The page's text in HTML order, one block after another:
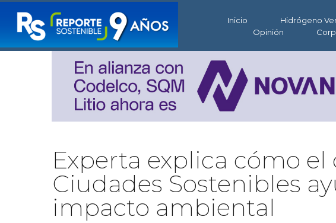
Inicio Hidrógeno
Opinión
Experta explica cómo el
Ciudades Sostenibles
impacto ambiental